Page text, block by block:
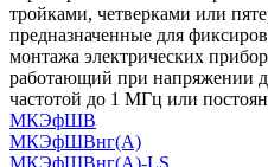
тройками, четверками или
предназначенные для
монтажа электрических
работающий при напряжении
частотой до 1 МГц или
МКЭфШВ
МКЭфШВнг(А)